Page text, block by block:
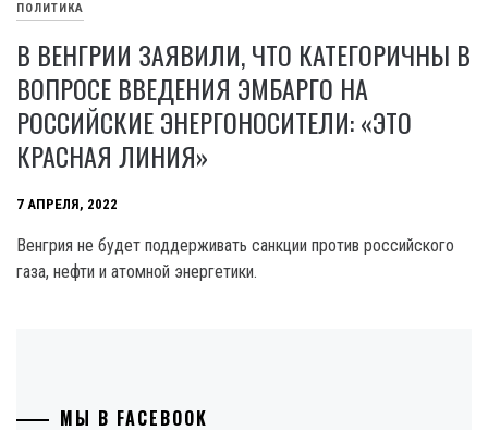
ПОЛИТИКА
В ВЕНГРИИ ЗАЯВИЛИ, ЧТО КАТЕГОРИЧНЫ В
ВОПРОСЕ ВВЕДЕНИЯ ЭМБАРГО НА
РОССИЙСКИЕ ЭНЕРГОНОСИТЕЛИ: «ЭТО
КРАСНАЯ ЛИНИЯ»
7 АПРЕЛЯ, 2022
Венгрия не будет поддерживать санкции против российского
газа, нефти и атомной энергетики.
МЫ В FACEBOOK